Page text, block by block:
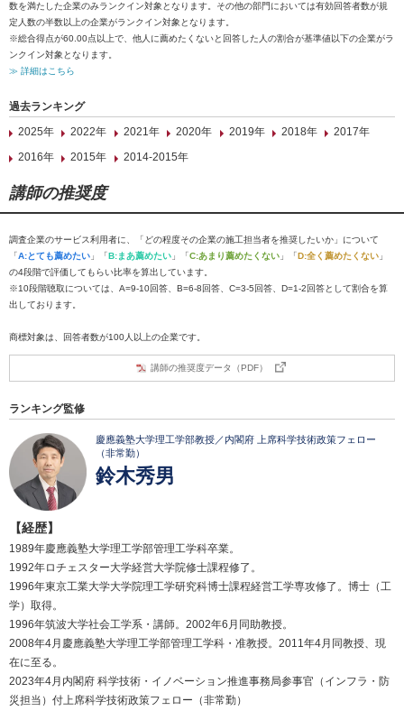
数を満たした企業のみランクイン対象となります。その他の部門においては有効回答者数が規
定人数の半数以上の企業がランクイン対象となります。
※総合得点が60.00点以上で、他人に薦めたくないと回答した人の割合が基準値以下の企業がラ
ンクイン対象となります。
≫ 詳細はこちら
過去ランキング
2025年
2022年 2021年 2020年 2019年 2018年
2017年
2016年
2015年 2014-2015年
講師の推奨度
調査企業のサービス利用者に、「どの程度その企業の施工担当者を推奨したいか」について
「A:とても薦めたい 」「B:まあ薦めたい 」「C:あまり薦めたくない 」「D:全く薦めたくない 」
の4段階で評価してもらい比率を算出しています。
※10段階聴取については、A=9-10回答、B=6-8回答、C=3-5回答、D=1-2回答として割合を算
出しております。
商標対象は、回答者数が100人以上の企業です。
講師の推奨度データ（PDF）
ランキング監修
慶應義塾大学理工学部教授／内閣府 上席科学技術政策フェロー
（非常勤）
鈴木秀男
【経歴】
1989年慶應義塾大学理工学部管理工学科卒業。
1992年ロチェスター大学経営大学院修士課程修了。
1996年東京工業大学大学院理工学研究科博士課程経営工学専攻修了。博士（工
学）取得。
1996年筑波大学社会工学系・講師。2002年6月同助教授。
2008年4月慶應義塾大学理工学部管理工学科・准教授。2011年4月同教授、現
在に至る。
2023年4月内閣府 科学技術・イノベーション推進事務局参事官（インフラ・防
災担当）付上席科学技術政策フェロー（非常勤）